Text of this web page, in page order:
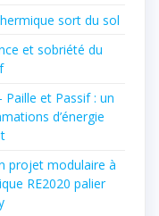
sort du sol
et sobriété du
Paille et Passif : un
d’énergie
projet modulaire à
RE2020 palier